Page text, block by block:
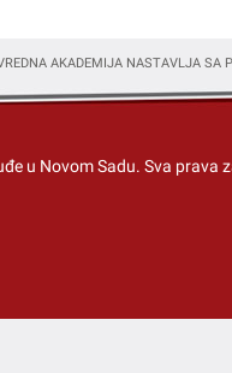
AKADEMIJA NASTAVLJA SA
u Novom Sadu. Sva prava